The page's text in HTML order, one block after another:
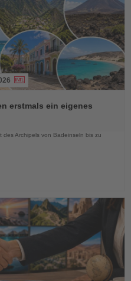
erstmals ein eigenes
des Archipels von Badeinseln bis zu